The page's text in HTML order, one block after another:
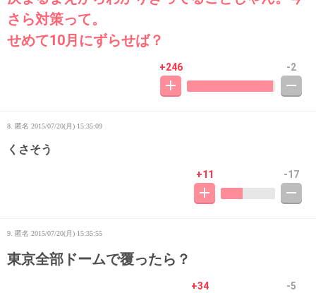
さら対策って。
せめて10月にずらせば？
+246 -2
8. 匿名 2015/07/20(月) 15:35:09
くさそう
+11 -17
9. 匿名 2015/07/20(月) 15:35:55
東京全部ドームで覆ったら？
+34 -5